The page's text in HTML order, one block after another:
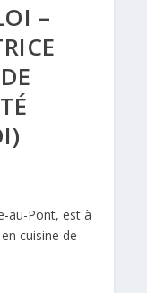
–
au-Pont, est à
cuisine de